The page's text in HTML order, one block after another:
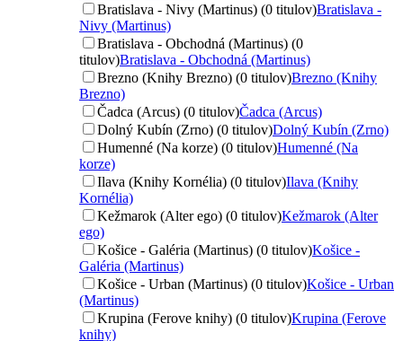
Bratislava - Nivy (Martinus) (0 titulov)Bratislava -
Nivy (Martinus)
Bratislava - Obchodná (Martinus) (0
titulov)Bratislava - Obchodná (Martinus)
Brezno (Knihy Brezno) (0 titulov)Brezno (Knihy
Brezno)
Čadca (Arcus) (0 titulov)Čadca (Arcus)
Dolný Kubín (Zrno) (0 titulov)Dolný Kubín (Zrno)
Humenné (Na korze) (0 titulov)Humenné (Na
korze)
Ilava (Knihy Kornélia) (0 titulov)Ilava (Knihy
Kornélia)
Kežmarok (Alter ego) (0 titulov)Kežmarok (Alter
ego)
Košice - Galéria (Martinus) (0 titulov)Košice -
Galéria (Martinus)
Košice - Urban (Martinus) (0 titulov)Košice - Urban
(Martinus)
Krupina (Ferove knihy) (0 titulov)Krupina (Ferove
knihy)